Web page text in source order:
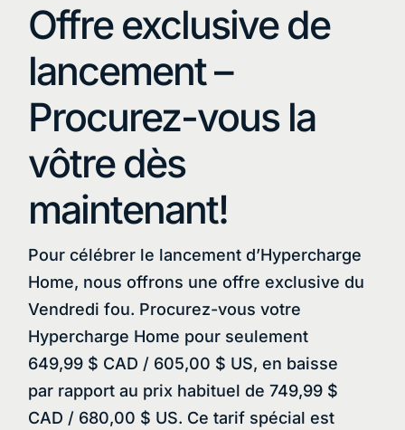
Offre exclusive de
lancement –
Procurez-vous la
vôtre dès
maintenant!
Pour célébrer le lancement d’Hypercharge
Home, nous offrons une offre exclusive du
Vendredi fou. Procurez-vous votre
Hypercharge Home pour seulement
649,99 $ CAD / 605,00 $ US, en baisse
par rapport au prix habituel de 749,99 $
CAD / 680,00 $ US. Ce tarif spécial est